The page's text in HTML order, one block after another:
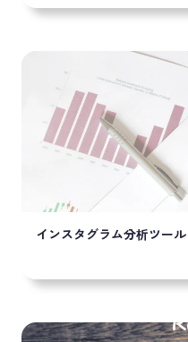
インスタグラム分析ツール